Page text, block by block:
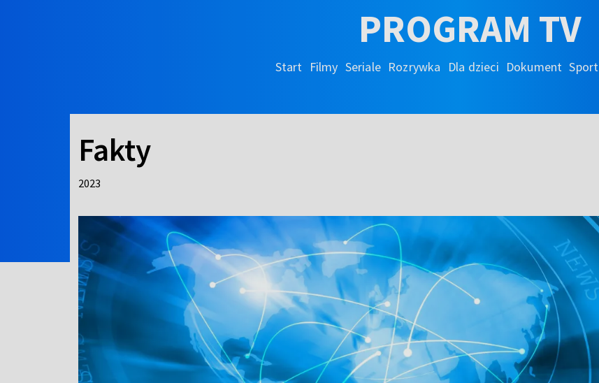
PROGRAM TV
Start Filmy Seriale Rozrywka Dla dzieci Dokument Sport
Fakty
2023